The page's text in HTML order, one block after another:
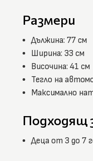
Размери
Дължина: 77 см
Ширина: 33 см
Височина: 41 см
Тегло на
Максимално
Подходящ
Деца от 3 до 7